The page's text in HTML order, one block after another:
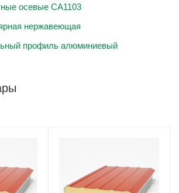
осевые CA1103
нержавеющая
профиль алюминиевый